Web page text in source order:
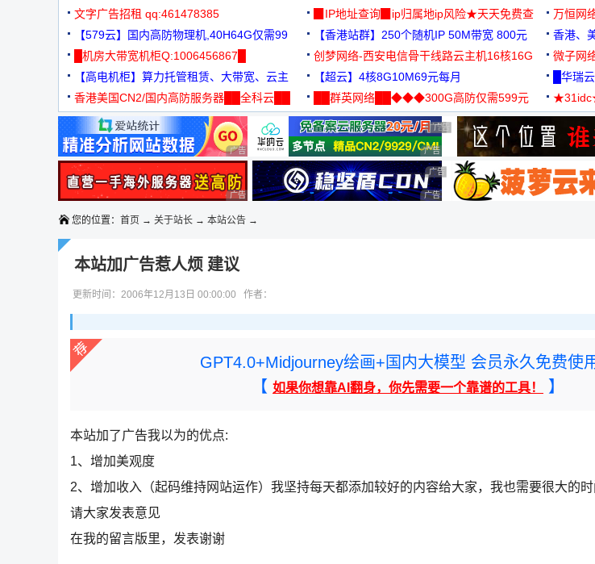
3000+可免费测试
文字广告招租 qq:461478385
▉IP地址查询▉ip归属地ip风险★天天免费查
万恒网
99元/月
【579云】国内高防物理机,40H64G仅需99
元
【香港站群】250个随机IP 50M带宽 800元 香港、
█机房大带宽机柜Q:1006456867█
创梦网络-西安电信骨干线路云主机16核16G
88元/月
微子网
【高电机柜】算力托管租赁、大带宽、云主
机
【超云】4核8G10M69元每月 █华瑞
香港美国CN2/国内高防服务器██全科云██
██群英网络██◆◆◆300G高防仅需599元
◆◆◆
用◆
广告 商业广告，理性选择 广告 商业广告，理性选择
广告 商业广告，理性选择
广告 商业广告，理性选择
广告 商业广告，理性选择 广告 商业广告，理性选择
广告 商业广告，理性选择
您的位置： 首页 → 关于站长 → 本站公告 →
本站加广告惹人烦 建议
更新时间：2006年12月13日 00:00:00 作者：
GPT4.0+Midjourney绘画+国内大模型 会员永久免费使用
【 如果你想靠AI翻身，你先需要一个靠谱的工具！ 】
本站加了广告我以为的优点:
1、增加美观度
2、增加收入（起码维持网站运作）我坚持每天都添加较好的内容给大家，我也需要很大的
请大家发表意见
在我的留言版里，发表谢谢